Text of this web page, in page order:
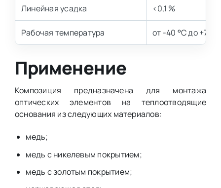
Линейная усадка <0,1 %
Рабочая температура от -40 °C до +75
Применение
Композиция предназначена для монтажа
оптических элементов на теплоотводящие
основания из следующих материалов:
медь;
медь с никелевым покрытием;
медь с золотым покрытием;